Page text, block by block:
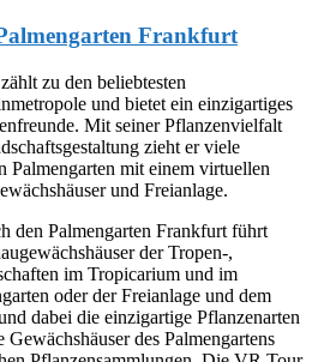
Frankfurt
zu den beliebtesten
und bietet ein einzigartiges
Mit seiner Pflanzenvielfalt
zieht er viele
Palmengarten mit einem virtuellen
und Freianlage.
den Palmengarten Frankfurt führt
der Tropen-,
im Tropicarium und im
oder der Freianlage und dem
dabei die einzigartige Pflanzenarten
des Palmengartens